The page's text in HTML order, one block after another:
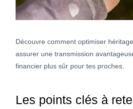
Découvre comment optimiser
assurer une transmission
financier plus sûr pour tes proches.
Les points clés à